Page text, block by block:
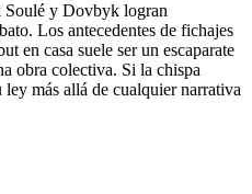
Soulé y Dovbyk logran
Los antecedentes de fichajes
en casa suele ser un escaparate
obra colectiva. Si la chispa
más allá de cualquier narrativa